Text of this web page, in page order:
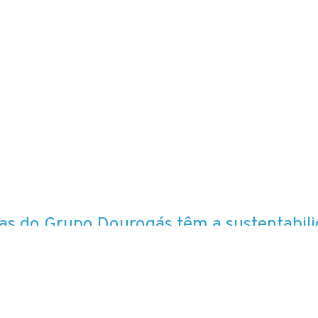
do Grupo Dourogás têm a